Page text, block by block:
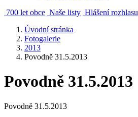
700 let obce Naše listy Hlášení rozhlasu
Úvodní stránka
Fotogalerie
2013
Povodně 31.5.2013
Povodně 31.5.2013
Povodně 31.5.2013